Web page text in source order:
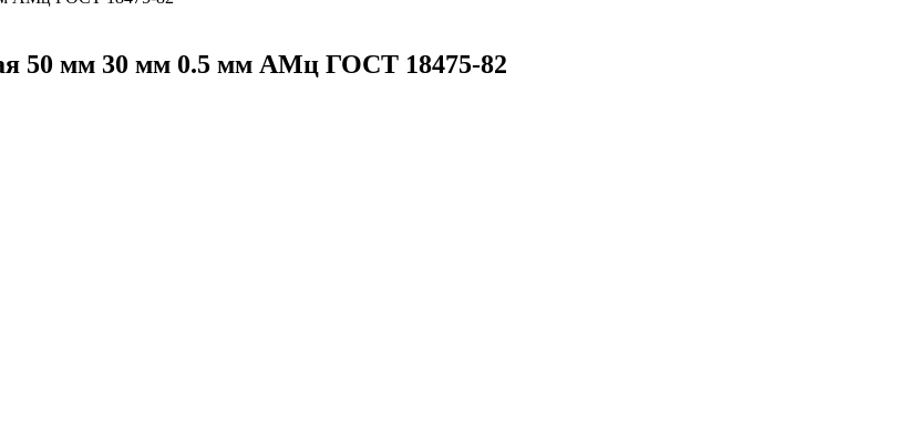
50 мм 30 мм 0.5 мм АМц ГОСТ 18475-82